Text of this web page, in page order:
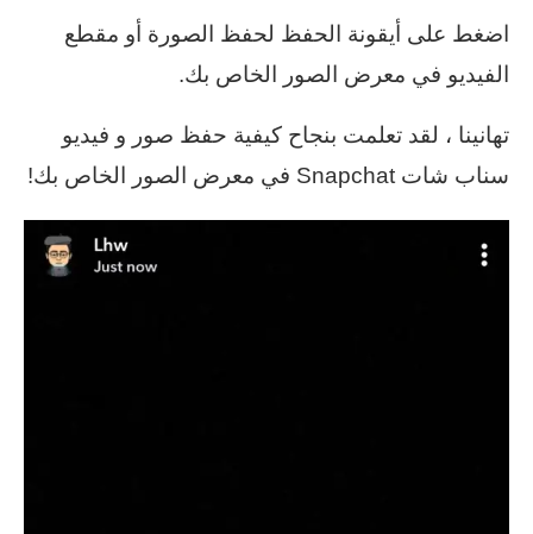
اضغط على أيقونة الحفظ لحفظ الصورة أو مقطع
الفيديو في معرض الصور الخاص بك.
تهانينا ، لقد تعلمت بنجاح كيفية حفظ صور و فيديو
سناب شات Snapchat في معرض الصور الخاص بك!